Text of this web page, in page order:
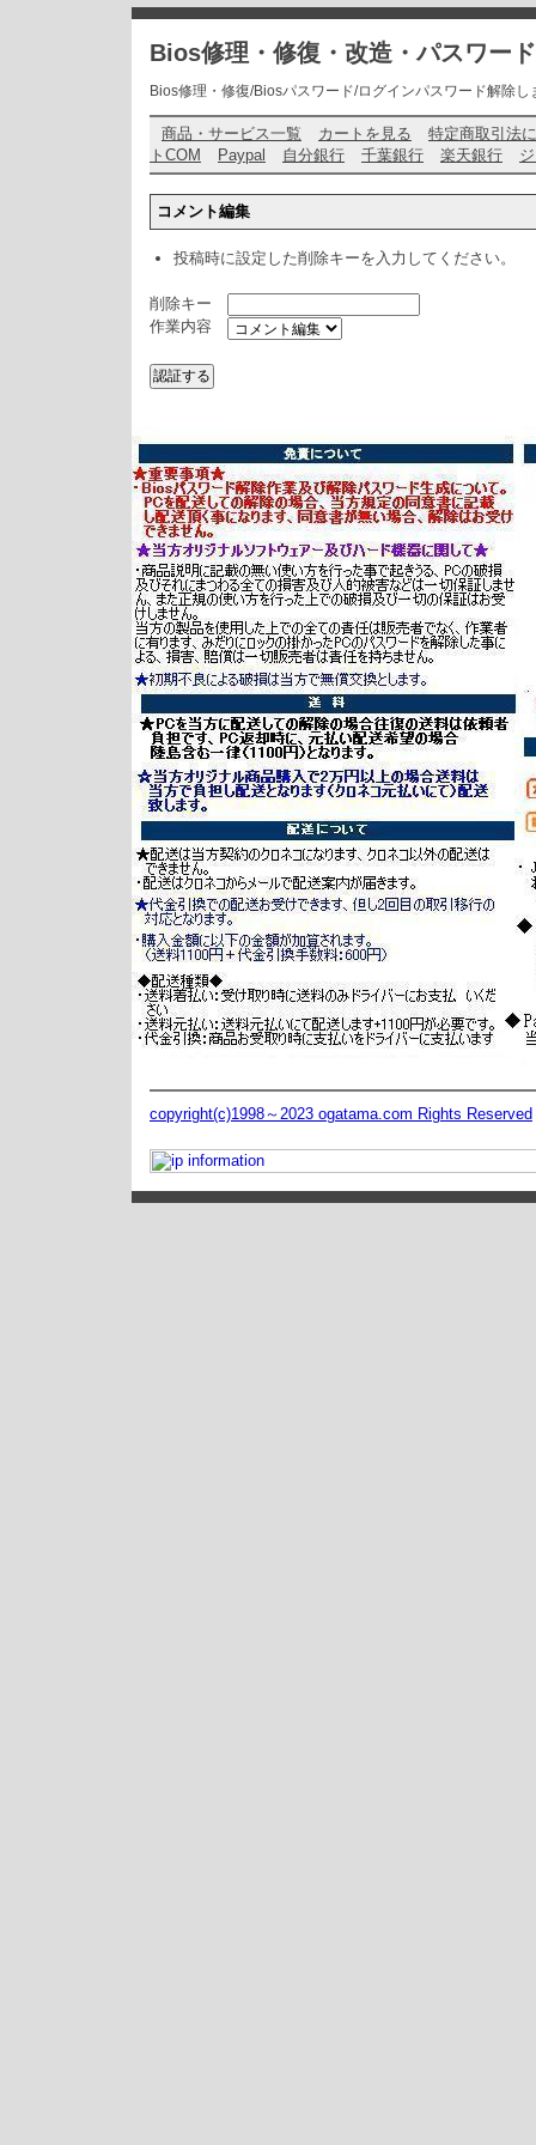
Bios修理・修復・改造・パスワー
Bios修理・修復/Biosパスワード/ログインパスワード解除
商品・サービス一覧 カートを見る
特定商取引法
トCOM
Paypal 自分銀行 千葉銀行 楽天銀行
コメント編集
投稿時に設定した削除キーを入力してください。
削除キー
作業内容
copyright(c)1998～2023 ogatama.com Rights Reserved